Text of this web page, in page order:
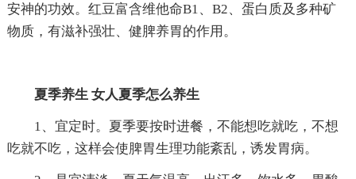
安神的功效。红豆富含维他命B1、B2、蛋白质及多种矿
物质，有滋补强壮、健脾养胃的作用。
夏季养生 女人夏季怎么养生
1、宜定时。夏季要按时进餐，不能想吃就吃，不想
吃就不吃，这样会使脾胃生理功能紊乱，诱发胃病。